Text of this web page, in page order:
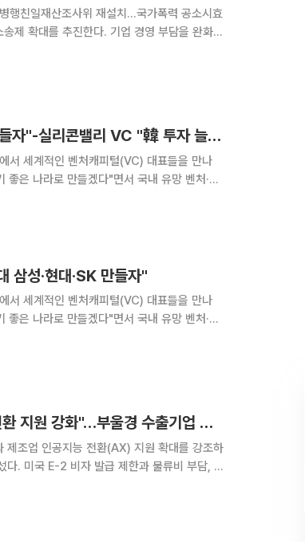
행친일재산조사위 재설치…국가폭력 공소시효
와 하반기 주요정책
이 대통령 "다음 세대 삼성·현대·SK 만들자"-실리콘밸리 VC "韓 투자 늘릴 것" [종합]
서 세계적인 벤처캐피털(VC) 대표들을 만나
은 나라로 만들겠다"면서 국내 유망 벤처·스
과 미국은 오랜 안
삼성·현대·SK 만들자"
서 세계적인 벤처캐피털(VC) 대표들을 만나
은 나라로 만들겠다"면서 국내 유망 벤처·스
과 미국은 오랜 안
윤진식 무협 회장 "美 비자 개선·AX 전환 지원 강화"…부울경 수출기업 애로 점검
제조업 인공지능 전환(AX) 지원 확대를 강조하
다. 미국 E-2 비자 발급 제한과 물류비 부담, 제
경